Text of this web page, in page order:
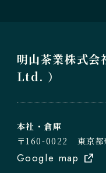
明山茶業株式
Ltd. ）
本社・倉庫
〒160-0022 東京都
Google map